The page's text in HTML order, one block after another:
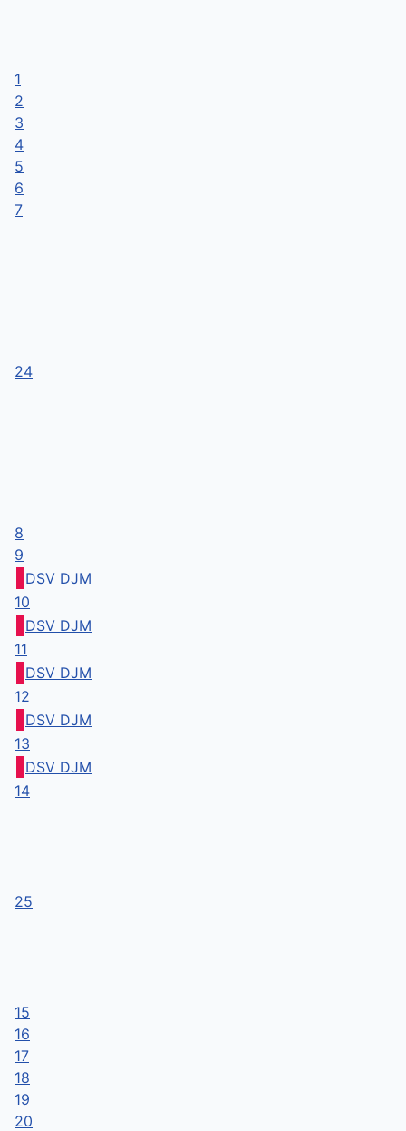
1
2
3
4
5
6
7
24
8
9
DSV DJM
10
DSV DJM
11
DSV DJM
12
DSV DJM
13
DSV DJM
14
25
15
16
17
18
19
20